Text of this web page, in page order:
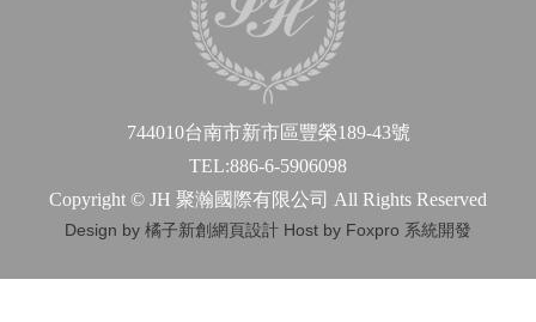
744010台南市新市區豐榮189-43號
TEL:886-6-5906098
Copyright © JH 聚瀚國際有限公司 All Rights Reserved
Design by 橘子新創網頁設計 Host by Foxpro 系統開發